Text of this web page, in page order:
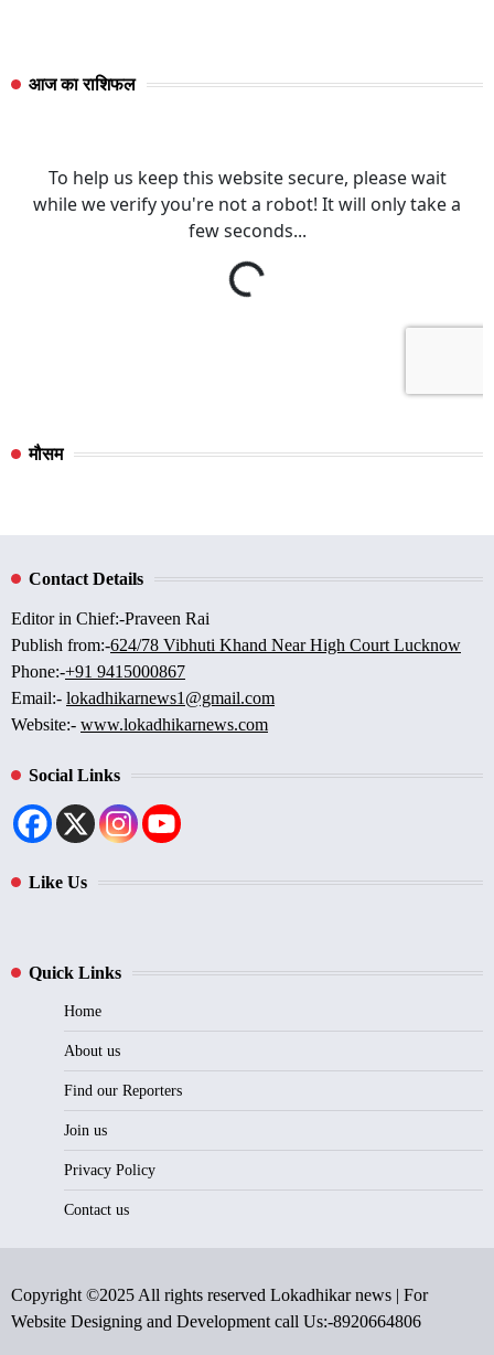
आज का राशिफल
मौसम
Contact Details
Editor in Chief:-Praveen Rai
Publish from:-624/78 Vibhuti Khand Near High Court Lucknow
Phone:-+91 9415000867
Email:- lokadhikarnews1@gmail.com
Website:- www.lokadhikarnews.com
Social Links
Like Us
Quick Links
Home
About us
Find our Reporters
Join us
Privacy Policy
Contact us
Copyright ©2025 All rights reserved Lokadhikar news | For
Website Designing and Development call Us:-8920664806